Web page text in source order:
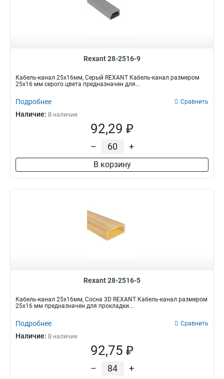
Rexant 28-2516-9
Кабель-канал 25х16мм, Серый REXANT Кабель-канал размером
25х16 мм серого цвета предназначен для...
Подробнее Сравнить
Наличие: В наличии
92,29 ₽
– +
В корзину
Rexant 28-2516-5
Кабель-канал 25х16мм, Сосна 3D REXANT Кабель-канал размером
25х16 мм предназначен для прокладки...
Подробнее Сравнить
Наличие: В наличии
92,75 ₽
– +